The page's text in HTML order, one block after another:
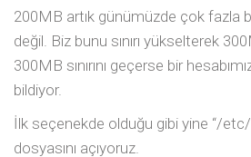
200MB artık günümüzde çok fazla
değil. Biz bunu sınırı yükselterek
300MB sınırını geçerse bir
bildiyor.
İlk seçenekde olduğu gibi yine “/
dosyasını açıyoruz.